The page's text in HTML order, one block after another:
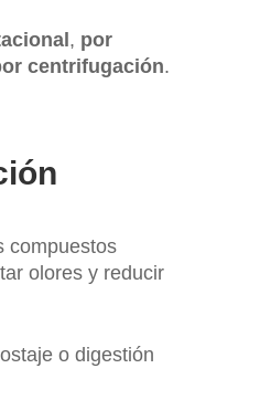
, por
centrifugación.
compuestos
olores y reducir
o digestión